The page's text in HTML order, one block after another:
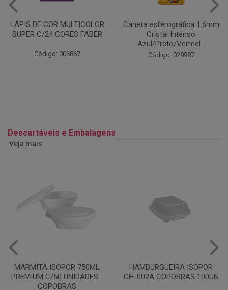
Caneta esferográfica 1.6mm
Cristal Intenso
Código: 028987
COLA EM BASTÃO 40G - LEO
& LEO
Código: 028164
Descartáveis e Embalagens
Veja mais
HAMBURGUEIRA ISOPOR
CH-002A COPOBRAS 100UN
CAIXA PARDA PIZZA N30
OITAVADA BALUARTE C/10